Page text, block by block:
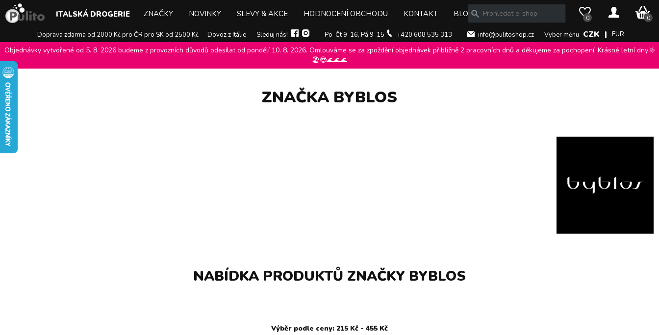
Doprava zdarma od 2000 Kč pro ČR pro SK od 2500 Kč Dovoz z Itálie Sleduj nás! Po-Čt 9-16, Pá 9-15 +420 608 535 313 info@pulitoshop.cz Vyber měnu CZK | EUR
ITALSKÁ DROGERIE ZNAČKY NOVINKY SLEVY & AKCE HODNOCENÍ OBCHODU KONTAKT BLOG 0 0
0 Kč
Objednávky vytvořené od 5. 8. 2026 budeme z provozních důvodů odesílat od pondělí 10. 8. 2026. Omlouváme se za zpoždění objednávek přibližně 2 pracovních dnů a děkujeme za pochopení. Krásné letní dny🌞
🏖️😎🌊🌊🌊
E-shop Pulito
ZNAČKA BYBLOS
NABÍDKA PRODUKTŮ ZNAČKY BYBLOS